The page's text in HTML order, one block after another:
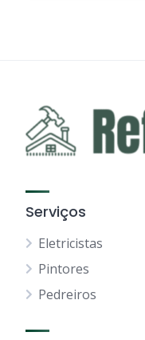
Serviços
Eletricistas
Pintores
Pedreiros